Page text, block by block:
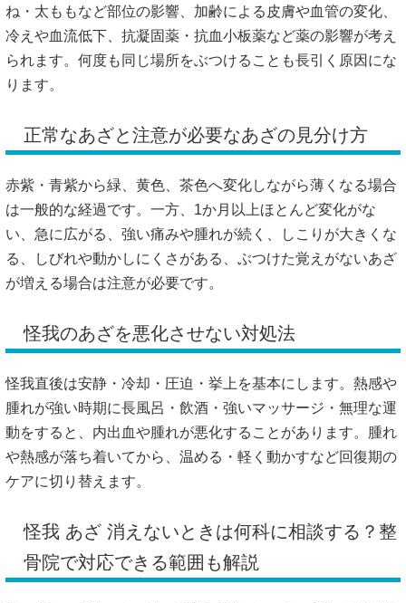
ね・太ももなど部位の影響、加齢による皮膚や血管の変化、
冷えや血流低下、抗凝固薬・抗血小板薬など薬の影響が考え
られます。何度も同じ場所をぶつけることも長引く原因にな
ります。
正常なあざと注意が必要なあざの見分け方
赤紫・青紫から緑、黄色、茶色へ変化しながら薄くなる場合
は一般的な経過です。一方、1か月以上ほとんど変化がな
い、急に広がる、強い痛みや腫れが続く、しこりが大きくな
る、しびれや動かしにくさがある、ぶつけた覚えがないあざ
が増える場合は注意が必要です。
怪我のあざを悪化させない対処法
怪我直後は安静・冷却・圧迫・挙上を基本にします。熱感や
腫れが強い時期に長風呂・飲酒・強いマッサージ・無理な運
動をすると、内出血や腫れが悪化することがあります。腫れ
や熱感が落ち着いてから、温める・軽く動かすなど回復期の
ケアに切り替えます。
怪我 あざ 消えないときは何科に相談する？整
骨院で対応できる範囲も解説